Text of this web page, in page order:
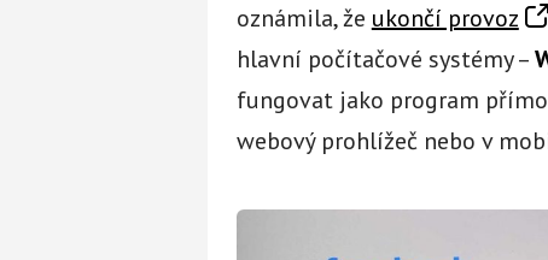
oznámila, že ukončí provoz
hlavní počítačové systémy –
fungovat jako program
webový prohlížeč nebo v